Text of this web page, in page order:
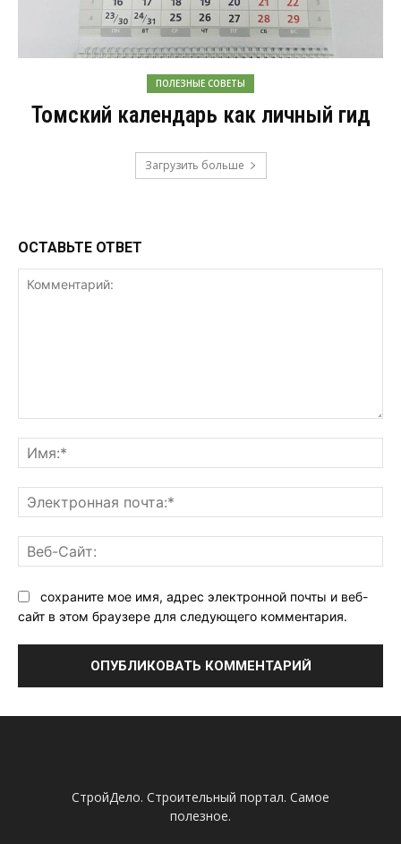
ПОЛЕЗНЫЕ СОВЕТЫ
Томский календарь как личный гид
Загрузить больше
ОСТАВЬТЕ ОТВЕТ
сохраните мое имя, адрес электронной почты и веб-
сайт в этом браузере для следующего комментария.
СтройДело. Строительный портал. Самое
полезное.